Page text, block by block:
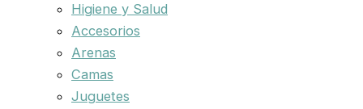
Higiene y Salud
Accesorios
Arenas
Camas
Juguetes